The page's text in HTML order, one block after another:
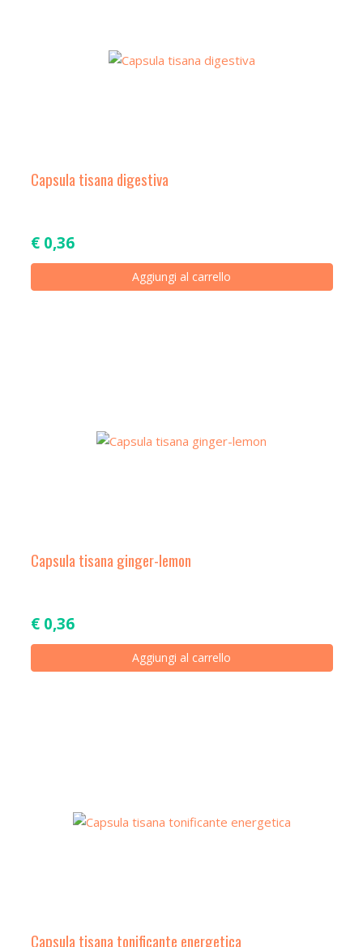
Capsula tisana digestiva
€0,36
Aggiungi al carrello
Capsula tisana ginger-lemon
€0,36
Aggiungi al carrello
Capsula tisana tonificante energetica